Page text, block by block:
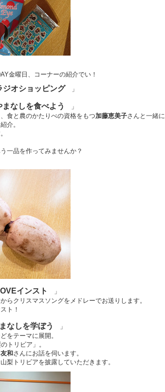
金曜日、コーナーの紹介でい！
ジオショッピング 」
まなしを食べよう
」
と農のかたりべの資格をもつ加藤恵美子さんと一緒に
介。
品を作ってみませんか？
インスト
」
クリスマスソングをメドレーでお送りします。
ト！
なしを学ぼう
」
テーマに展開。
リビア」。
和さんにお話を伺います。
トリビアを披露していただきます。